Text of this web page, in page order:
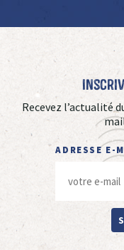
Recevez l’actualité
ADRESSE E-